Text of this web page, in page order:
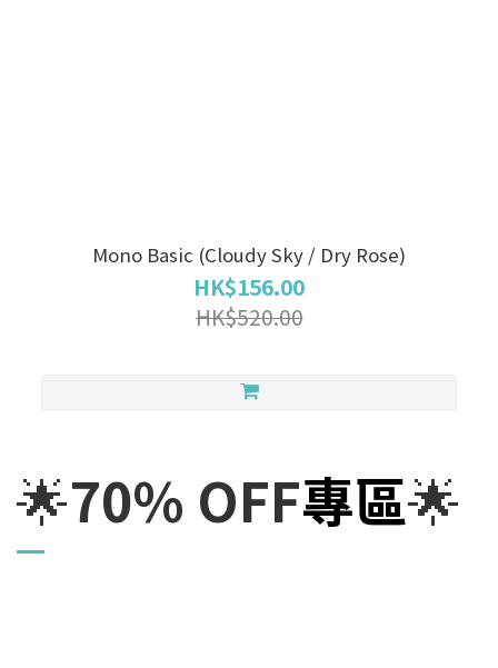
Mono Basic (Cloudy Sky / Dry Rose)
HK$156.00
HK$520.00
🌟70% OFF專區🌟